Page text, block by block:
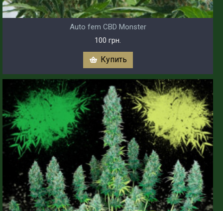
Auto fem CBD Monster
100 грн.
Купить